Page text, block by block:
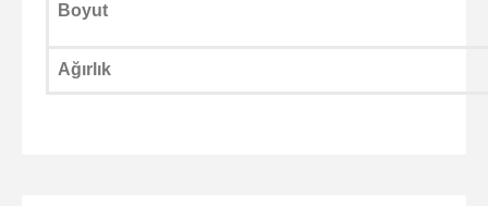
Boyut
Ağırlık